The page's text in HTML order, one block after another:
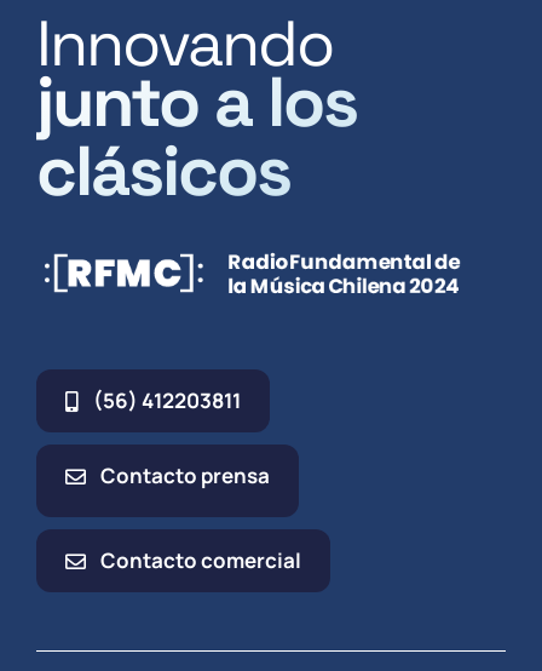
Innovando
junto a los
clásicos
(56) 412203811
Contacto prensa
Contacto comercial